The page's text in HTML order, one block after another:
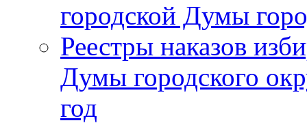
городской Думы
Реестры наказов
Думы городского
год